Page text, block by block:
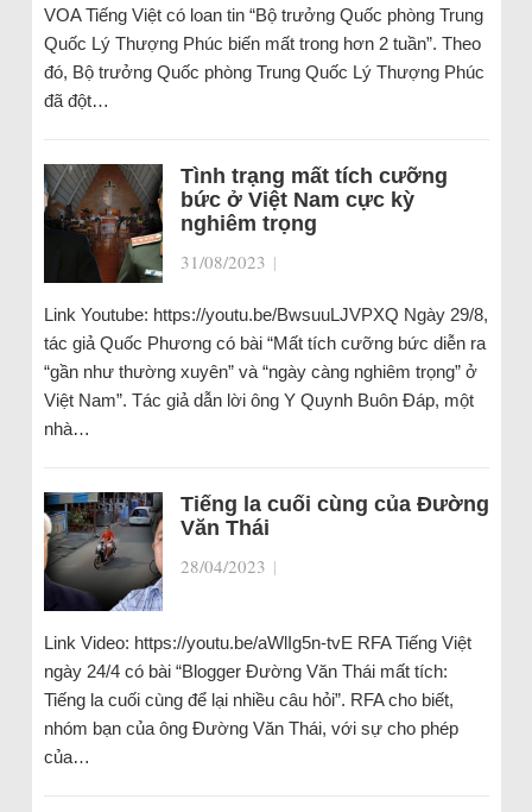
VOA Tiếng Việt có loan tin “Bộ trưởng Quốc phòng Trung
Quốc Lý Thượng Phúc biến mất trong hơn 2 tuần”. Theo
đó, Bộ trưởng Quốc phòng Trung Quốc Lý Thượng Phúc
đã đột…
Tình trạng mất tích cưỡng
bức ở Việt Nam cực kỳ
nghiêm trọng
31/08/2023 |
Link Youtube: https://youtu.be/BwsuuLJVPXQ Ngày 29/8,
tác giả Quốc Phương có bài “Mất tích cưỡng bức diễn ra
“gần như thường xuyên” và “ngày càng nghiêm trọng” ở
Việt Nam”. Tác giả dẫn lời ông Y Quynh Buôn Đáp, một
nhà…
Tiếng la cuối cùng của Đường
Văn Thái
28/04/2023 |
Link Video: https://youtu.be/aWlIg5n-tvE RFA Tiếng Việt
ngày 24/4 có bài “Blogger Đường Văn Thái mất tích:
Tiếng la cuối cùng để lại nhiều câu hỏi”. RFA cho biết,
nhóm bạn của ông Đường Văn Thái, với sự cho phép
của…